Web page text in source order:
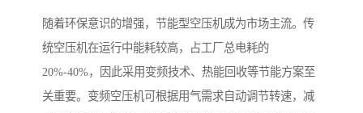
随着环保意识的增强，节能型空压机成为市场主流。传
统空压机在运行中能耗较高，占工厂总电耗的
20%-40%，因此采用变频技术、热能回收等节能方案至
关重要。变频空压机可根据用气需求自动调节转速，减